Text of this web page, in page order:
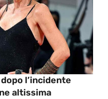
l’incidente
altissima